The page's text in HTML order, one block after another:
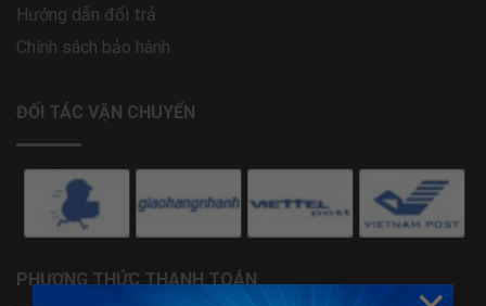
Hướng dẫn đổi trả
Chính sách bảo hành
ĐỐI TÁC VẬN CHUYỂN
PHƯƠNG THỨC THANH TOÁN